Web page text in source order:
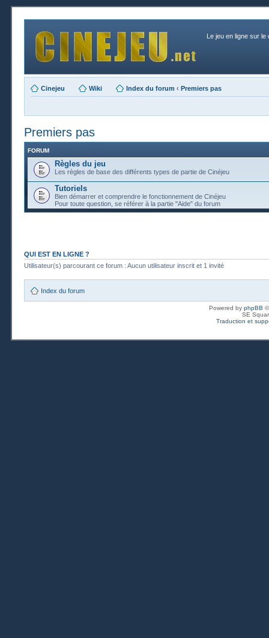
Le jeu en ligne sur le
Cinejeu Wiki Index du forum ‹ Premiers pas
Premiers pas
FORUM
Règles du jeu
Les règles de base des différents types de partie de Cinéjeu
Tutoriels
Bien démarrer et comprendre le fonctionnement de Cinéjeu
Pour toute question, se référer à la partie "Aide" du forum
QUI EST EN LIGNE ?
Utilisateur(s) parcourant ce forum : Aucun utilisateur inscrit et 1 invité
Index du forum
Powered by phpBB
SE
Traduction et